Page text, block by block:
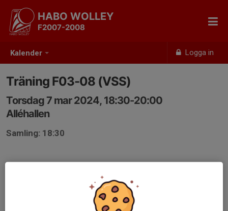
Kalender Logga in
HABO WOLLEY
F2007-2008
Träning F03-08 (VSS)
Torsdag 7 mar 2024, 18:30-20:00
Alléhallen
Samling: 18:30